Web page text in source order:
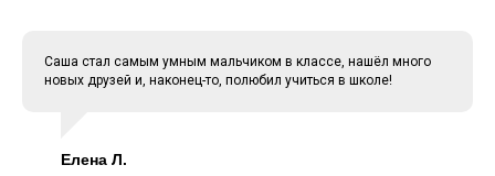
Саша стал самым умным мальчиком в классе, нашёл много
новых друзей и, наконец-то, полюбил учиться в школе!
Елена Л.